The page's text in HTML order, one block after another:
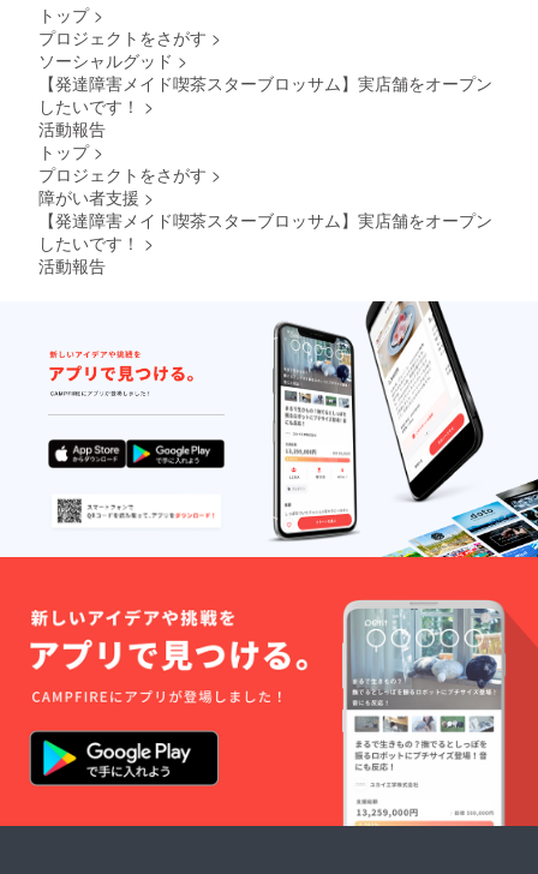
いただ
いてお
となり
ます。
適なデ
ザイン
を施さ
せてい
ただき
ます
トがあ
る方は
書いて
くださ
なもの
がある
場合は
ご連絡
くださ
いま
せ。 ※
返礼品
でご帰
宅可能
な品
（④・
⑤）を
お選び
は、ご
来店予
約を必
ず宜し
くお願
い致し
ます。
当団体
の
メール
にお問
合せく
ピン
ク ※フ
ディン
グご支
全員の
ブロマ
イド＆
手作り
写真た
て ⑨お
手紙 ⑩
ほなみ
三味線
演奏動
画 (約
3分）
⑪ぷっ
ぷゆー
ジェク
ト シ
ングル
CD サ
イン入
り（約
10分) ⑫
オリジ
ナル缶
⑬ポコ
星設計
書極秘
ヌーン
ティ
隔デー
タ・郵
⑥【オ
プショ
ンより
お選び
くださ
い】オ
リジナ
ルTシャ
ツ（白
or黒or
ピン
ク） ⑦
クラウ
ドファ
ングご
支援 表
彰状 ⑧
メン
バー全
員のブ
ロマイ
ド＆手
作り写
⑨お手
紙 ⑩ほ
なみ三
トップ >
プロジェクトをさがす >
ソーシャルグッド >
【発達障害メイド喫茶スターブロッサム】実店舗をオープン
したいです！ >
活動報告
トップ >
プロジェクトをさがす >
障がい者支援 >
【発達障害メイド喫茶スターブロッサム】実店舗をオープン
したいです！ >
活動報告